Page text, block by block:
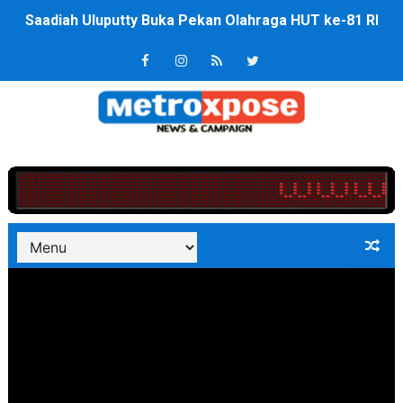
4 Dokter Asal Nias Barat Lulus PPDS di FK USU,
OKU Timur Jalin Komunikasi ke semua Stackholder
DPRD Kota Bekasi Minta Penanganan Pencemaran
Jelang HUT RI ke 81Turnamen Olah Anak Muda Kota
Bobby Nasution Fokus Infrastruktur Daerah saat
Dukcapil SBB Layani Perubahan Akta Lama Menjadi